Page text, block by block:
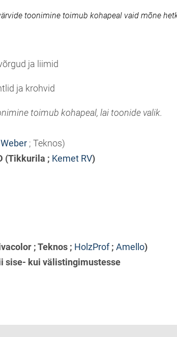
toonimine toimub kohapeal vaid mõne
ja liimid
ja krohvid
toimub kohapeal, lai toonide valik.
Weber ; Teknos)
(Tikkurila ; Kemet RV)
; Teknos ; HolzProf; Amello)
sise- kui välistingimustesse